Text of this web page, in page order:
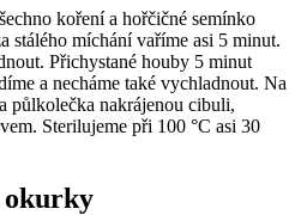
koření a hořčičné semínko
stálého míchání vaříme asi 5 minut.
Přichystané houby 5 minut
a necháme také vychladnout. Na
půlkolečka nakrájenou cibuli,
Sterilujeme při 100 °C asi 30
okurky